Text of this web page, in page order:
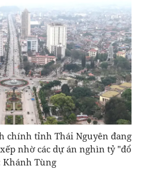
chính tỉnh Thái Nguyên đang
nhờ các dự án nghìn tỷ "đổ
Khánh Tùng